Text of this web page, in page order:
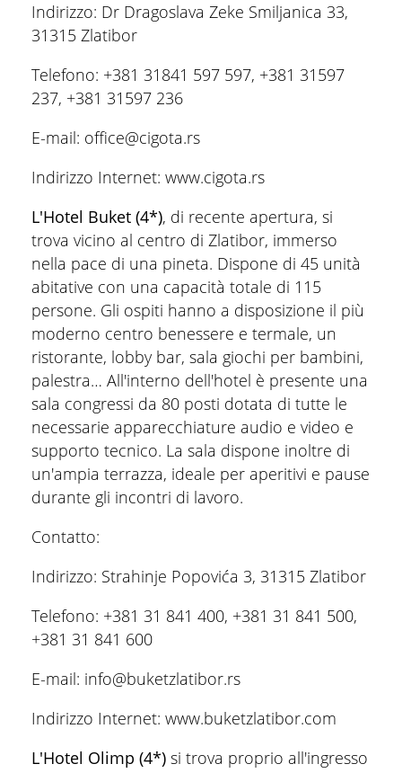
Indirizzo: Dr Dragoslava Zeke Smiljanica 33,
31315 Zlatibor
Telefono: +381 31841 597 597, +381 31597
237, +381 31597 236
E-mail: office@cigota.rs
Indirizzo Internet: www.cigota.rs
L'Hotel Buket (4*), di recente apertura, si
trova vicino al centro di Zlatibor, immerso
nella pace di una pineta. Dispone di 45 unità
abitative con una capacità totale di 115
persone. Gli ospiti hanno a disposizione il più
moderno centro benessere e termale, un
ristorante, lobby bar, sala giochi per bambini,
palestra… All'interno dell'hotel è presente una
sala congressi da 80 posti dotata di tutte le
necessarie apparecchiature audio e video e
supporto tecnico. La sala dispone inoltre di
un'ampia terrazza, ideale per aperitivi e pause
durante gli incontri di lavoro.
Contatto:
Indirizzo: Strahinje Popovića 3, 31315 Zlatibor
Telefono: +381 31 841 400, +381 31 841 500,
+381 31 841 600
E-mail: info@buketzlatibor.rs
Indirizzo Internet: www.buketzlatibor.com
L'Hotel Olimp (4*)si trova proprio all'ingresso